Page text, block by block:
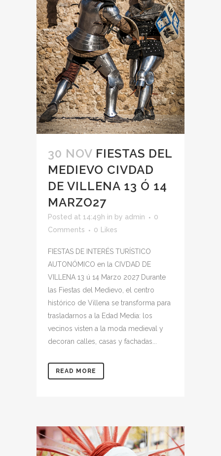
30 NOV FIESTAS DEL
MEDIEVO CIVDAD
DE VILLENA 13 Ó 14
MARZO27
Posted at 14:49h in by admin
0
Comments
0 Likes
FIESTAS DE INTERÉS TURÍSTICO
AUTONÓMICO en la CIVDAD DE
VILLENA 13 ú 14 Marzo 2027 Durante
las Fiestas del Medievo, el centro
histórico de Villena se transforma para
trasladarnos a la Edad Media: los
vecinos visten a la moda medieval y
decoran calles, casas y fachadas...
READ MORE